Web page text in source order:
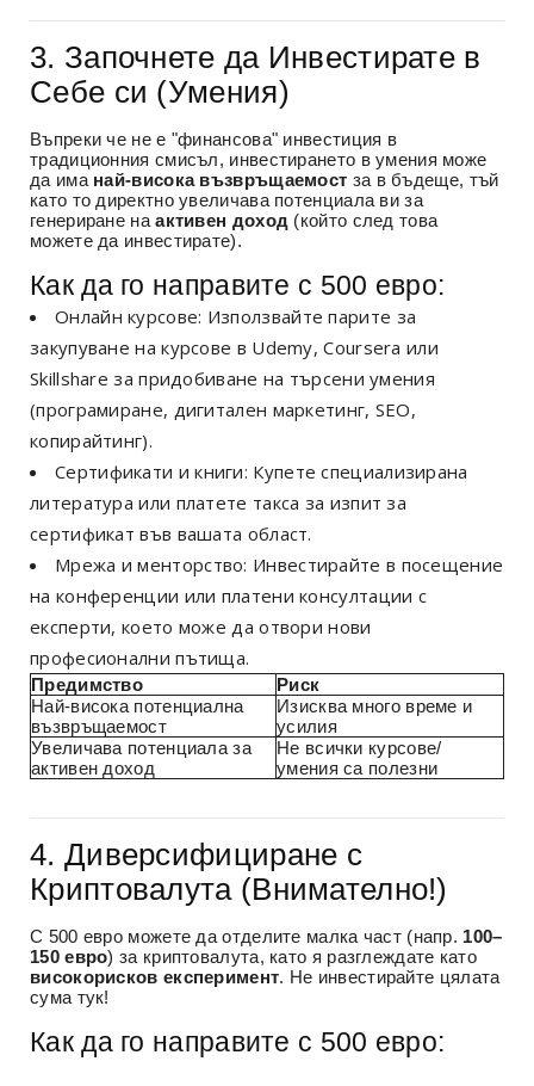
3. Започнете да Инвестирате в
Себе си (Умения)
Въпреки че не е "финансова" инвестиция в
традиционния смисъл, инвестирането в умения може
да има най-висока възвръщаемост за в бъдеще, тъй
като то директно увеличава потенциала ви за
генериране наактивен доход (който след това
можете да инвестирате).
Как да го направите с 500 евро:
Онлайн курсове: Използвайте парите за
закупуване на курсове в Udemy, Coursera или
Skillshare за придобиване на търсени умения
(програмиране, дигитален маркетинг, SEO,
копирайтинг).
Сертификати и книги: Купете специализирана
литература или платете такса за изпит за
сертификат във вашата област.
Мрежа и менторство: Инвестирайте в посещение
на конференции или платени консултации с
експерти, което може да отвори нови
професионални пътища.
Предимство
Риск
Най-висока потенциална
възвръщаемост
Изисква много време и
усилия
Увеличава потенциала за
активен доход
Не всички курсове/
умения са полезни
4. Диверсифициране с
Криптовалута (Внимателно!)
С 500 евро можете да отделите малка част (напр. 100–
150 евро) за криптовалута, като я разглеждате като
високорисков експеримент. Не инвестирайте цялата
сума тук!
Как да го направите с 500 евро: